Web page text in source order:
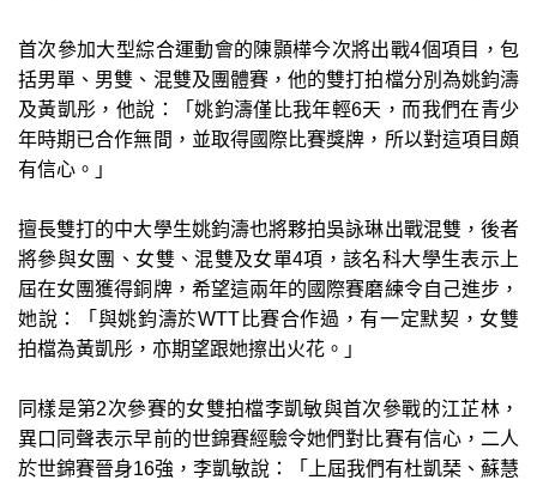
首次參加大型綜合運動會的陳顥樺今次將出戰4個項目，包
括男單、男雙、混雙及團體賽，他的雙打拍檔分別為姚鈞濤
及黃凱彤，他說：「姚鈞濤僅比我年輕6天，而我們在青少
年時期已合作無間，並取得國際比賽獎牌，所以對這項目頗
有信心。」
擅長雙打的中大學生姚鈞濤也將夥拍吳詠琳出戰混雙，後者
將參與女團、女雙、混雙及女單4項，該名科大學生表示上
屆在女團獲得銅牌，希望這兩年的國際賽磨練令自己進步，
她說：「與姚鈞濤於WTT比賽合作過，有一定默契，女雙
拍檔為黃凱彤，亦期望跟她擦出火花。」
同樣是第2次參賽的女雙拍檔李凱敏與首次參戰的江芷林，
異口同聲表示早前的世錦賽經驗令她們對比賽有信心，二人
於世錦賽晉身16強，李凱敏說：「上屆我們有杜凱琹、蘇慧